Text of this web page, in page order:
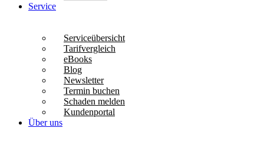
Service
Serviceübersicht
Tarifvergleich
eBooks
Blog
Newsletter
Termin buchen
Schaden melden
Kundenportal
Über uns